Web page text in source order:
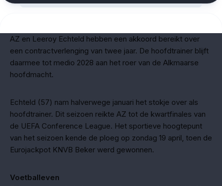
AZ en Leeroy Echteld hebben een akkoord bereikt over
een contractverlenging van twee jaar. De hoofdtrainer blijft
daarmee tot medio 2028 aan het roer van de Alkmaarse
hoofdmacht.
Echteld (57) nam halverwege januari het stokje over als
hoofdtrainer. Dit seizoen reikte AZ tot de kwartfinales van
de UEFA Conference League. Het sportieve hoogtepunt
van het seizoen kende de ploeg op zondag 19 april, toen de
Eurojackpot KNVB Beker werd gewonnen.
Voetballeven